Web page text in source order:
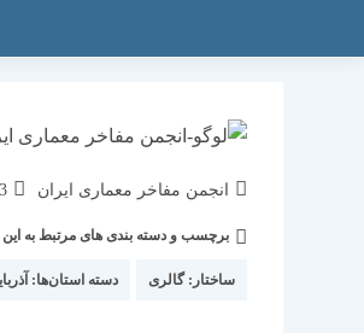
نویسندهٔ
انجمن مفاخر معماری ایران 3 اسفند 1400
دسته‌برچسب و دسته بندی های مرتبط به این
ساختار:گالری دسته استان‌ها: